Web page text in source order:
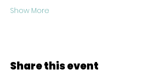
Show More
Share this event